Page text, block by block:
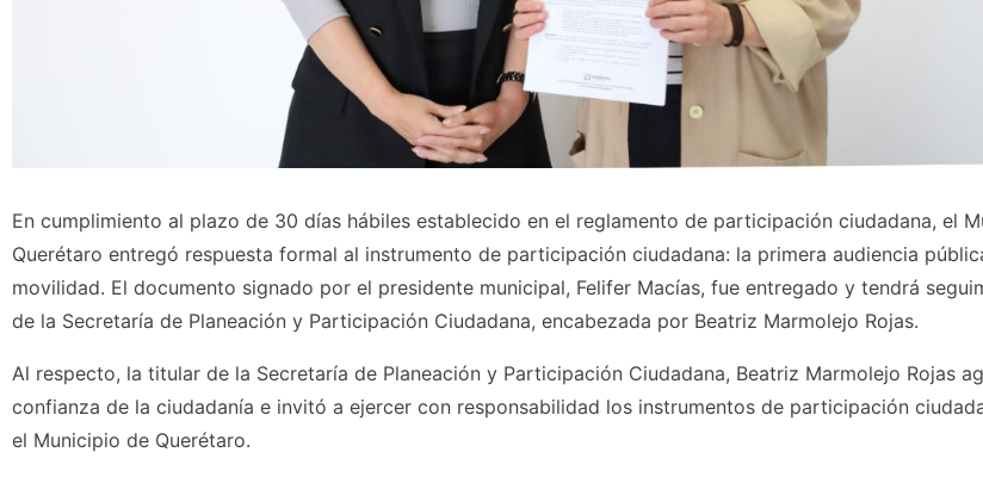
En cumplimiento al plazo de 30 días hábiles establecido en el reglamento de participación ciudadana, el
Querétaro entregó respuesta formal al instrumento de participación ciudadana: la primera audiencia
movilidad. El documento signado por el presidente municipal, Felifer Macías, fue entregado y tendrá
de la Secretaría de Planeación y Participación Ciudadana, encabezada por Beatriz Marmolejo Rojas.
Al respecto, la titular de la Secretaría de Planeación y Participación Ciudadana, Beatriz Marmolejo Rojas
confianza de la ciudadanía e invitó a ejercer con responsabilidad los instrumentos de participación
el Municipio de Querétaro.